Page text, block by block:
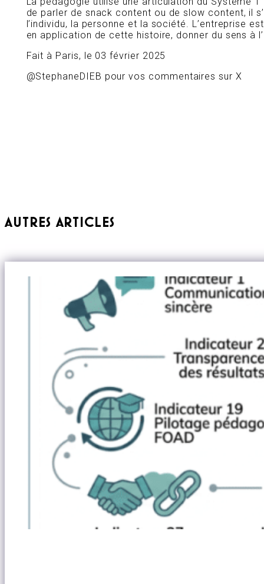
de parler de snack content ou de slow content, il
l’individu, la personne et la société. L’entreprise
en application de cette histoire, donner du sens à
Fait à Paris, le 03 février 2025
@StephaneDIEB pour vos commentaires sur X
AUTRES ARTICLES